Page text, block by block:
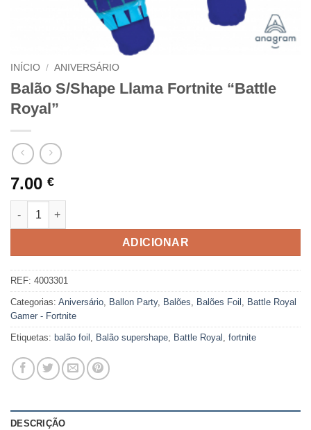
INÍCIO / ANIVERSÁRIO
Balão S/Shape Llama Fortnite “Battle
Royal”
7.00 €
Quantidade de Balão S/Shape Llama Fortnite "Battle Royal"
ADICIONAR
REF: 4003301
Categorias: Aniversário, Ballon Party, Balões, Balões Foil , Battle Royal
Gamer - Fortnite
Etiquetas: balão foil , Balão supershape, Battle Royal , fortnite
DESCRIÇÃO